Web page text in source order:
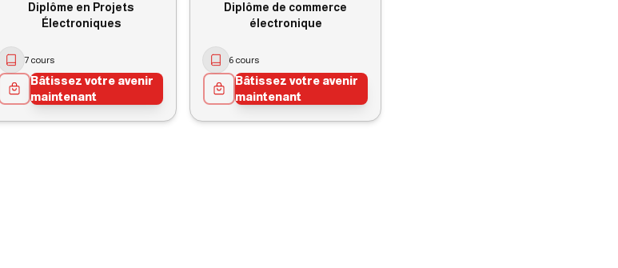
Diplôme en Projets
Électroniques
7 cours
Bâtissez votre avenir
maintenant
Diplôme de commerce
électronique
6 cours
Bâtissez votre avenir
maintenant